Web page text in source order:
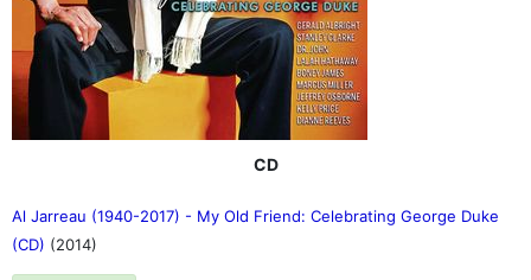
CD
Al Jarreau (1940-2017) - My Old Friend: Celebrating George Duke
(CD) (2014)